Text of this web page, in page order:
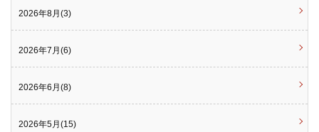
2026年8月(3)
2026年7月(6)
2026年6月(8)
2026年5月(15)